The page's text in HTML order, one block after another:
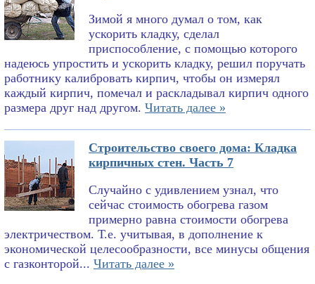
Зимой я много думал о том, как
ускорить кладку, сделал
приспособление, с помощью которого
надеюсь упростить и ускорить кладку, решил поручать
работнику калибровать кирпич, чтобы он измерял
каждый кирпич, помечал и раскладывал кирпич одного
размера друг над другом. Читать далее »
Строительство своего дома: Кладка
кирпичных стен. Часть 7
Случайно с удивлением узнал, что
сейчас стоимость обогрева газом
примерно равна стоимости обогрева
электричеством. Т.е. учитывая, в дополнение к
экономической целесообразности, все минусы общения
с газконторой... Читать далее »